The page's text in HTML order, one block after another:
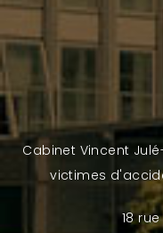
Cabinet Vincent
victimes
18